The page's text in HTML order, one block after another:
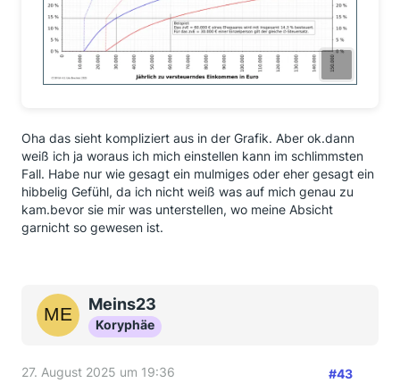
Oha das sieht kompliziert aus in der Grafik. Aber ok.dann
weiß ich ja woraus ich mich einstellen kann im schlimmsten
Fall. Habe nur wie gesagt ein mulmiges oder eher gesagt ein
hibbelig Gefühl, da ich nicht weiß was auf mich genau zu
kam.bevor sie mir was unterstellen, wo meine Absicht
garnicht so gewesen ist.
Meins23
Koryphäe
27. August 2025 um 19:36 #43